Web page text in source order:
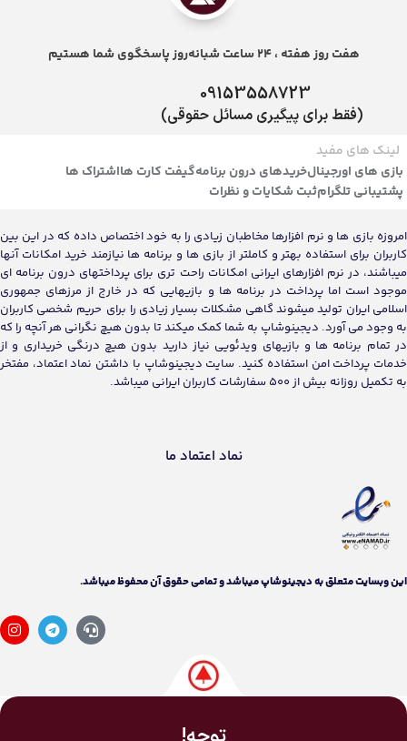
هفت روز هفته ، 24 ساعت شبانه‌روز پاسخگوی شما هستیم
09153558723
(فقط برای پیگیری مسائل حقوقی)
لینک های مفید
بازی های اورجینالخریدهای درون برنامهگیفت کارت هااشتراک ها
پشتیبانی تلگرامثبت شکایات و نظرات
امروزه بازی ها و نرم افزارها مخاطبان زیادی را به خود اختصاص داده که در این بین
کاربران برای استفاده بهتر و کاملتر از بازی ها و برنامه ها نیازمند خرید امکانات آنها
میباشند، در نرم افزارهای ایرانی امکانات راحت تری برای پرداختهای درون برنامه ای
موجود است اما پرداخت در برنامه ها و بازیهایی که در خارج از مرزهای جمهوری
اسلامی ایران تولید میشوند گاهی مشکلات بسیار زیادی را برای حریم شخصی کاربران
به وجود می آورد. دیجینوشاپ به شما کمک میکند تا بدون هیچ نگرانی هر آنچه را که
در تمام برنامه ها و بازیهای ویدئویی نیاز دارید بدون هیچ درنگی خریداری و از
خدمات پرداخت امن استفاده کنید. سایت دیجینوشاپ با داشتن نماد اعتماد، مفتخر
به تکمیل روزانه بیش از 500 سفارشات کاربران ایرانی میباشد.
نماد اعتماد ما
اين وبسايت متعلق به دیجینوشاپ ميباشد و تمامی حقوق آن محفوظ ميباشد.